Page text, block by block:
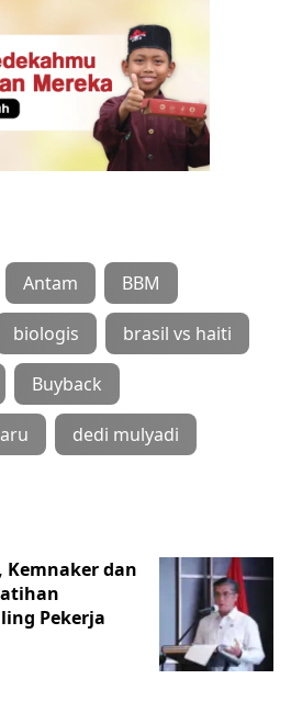
Antam BBM
biologis brasil vs haiti
Buyback
dedi mulyadi
Kemnaker dan
Pekerja